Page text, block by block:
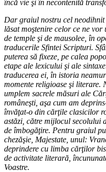
încă vie şi în necontenită
Dar graiul nostru cel
lăsat moştenire celor ce ne
de temple şi de mausolee, în
traducerile Sfintei Scripturi.
puterea să fixeze, pe calea
etape ale lexicului şi ale
traducerea ei, în istoria
momente religioase şi literare.
umplem sacrele măsuri ale
româneşti, aşa cum am
învăţat-o din cărţile clasicilor
astăzi, către mijlocul secolului
de îmbogăţire. Pentru graiul
chezăşie, Majestate, unul:
deprindere cu limba cărţilor
de activitate literară,
Voastre.